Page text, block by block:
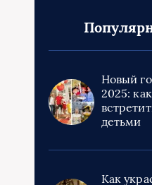
Новый
2025:
детьми
Как